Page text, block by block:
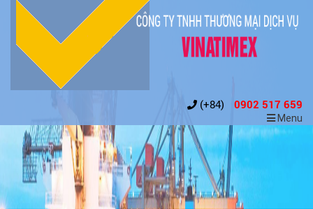
(+84) 0902 517 659
Menu